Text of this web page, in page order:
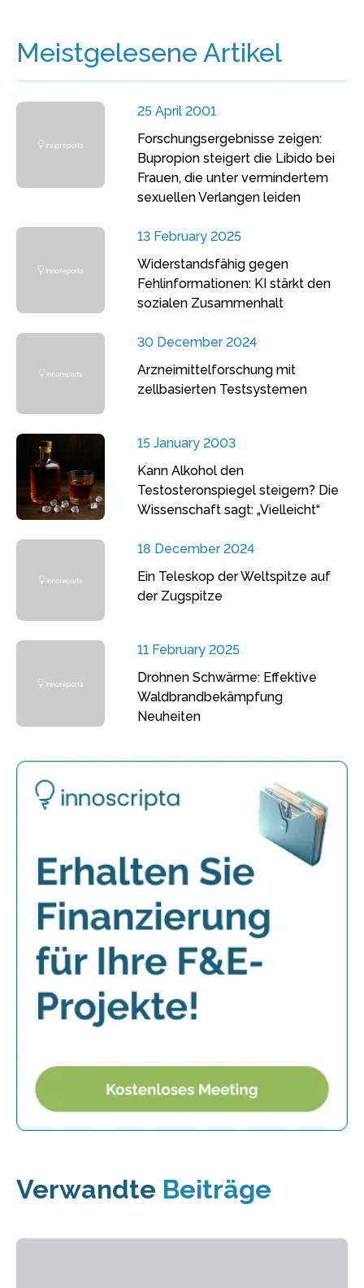
Meistgelesene Artikel
25 April 2001
Forschungsergebnisse zeigen:
Bupropion steigert die Libido bei
Frauen, die unter vermindertem
sexuellen Verlangen leiden
13 February 2025
Widerstandsfähig gegen
Fehlinformationen: KI stärkt den
sozialen Zusammenhalt
30 December 2024
Arzneimittelforschung mit
zellbasierten Testsystemen
15 January 2003
Kann Alkohol den
Testosteronspiegel steigern? Die
Wissenschaft sagt: „Vielleicht“
18 December 2024
Ein Teleskop der Weltspitze auf
der Zugspitze
11 February 2025
Drohnen Schwärme: Effektive
Waldbrandbekämpfung
Neuheiten
Verwandte Beiträge